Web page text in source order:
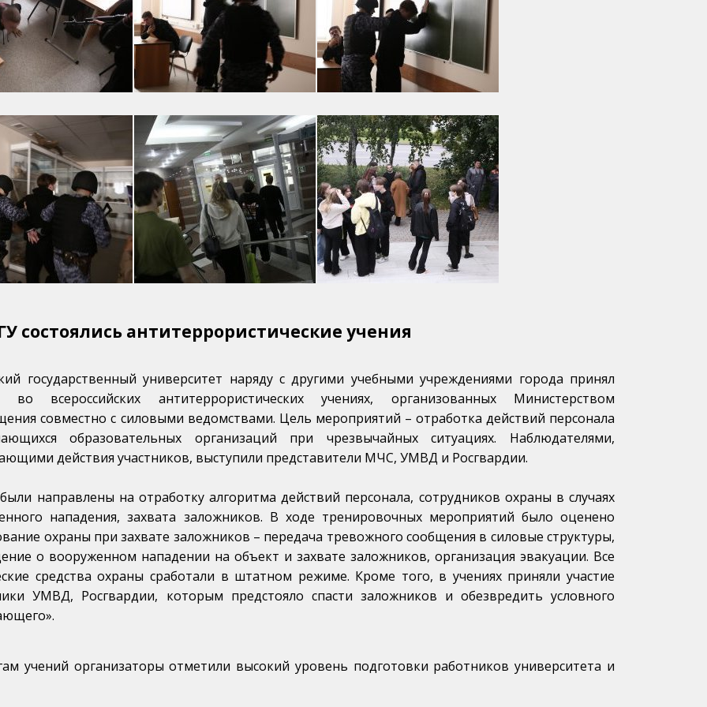
состоялись антитеррористические учения
государственный университет наряду с другими учебными учреждениями города принял
во всероссийских антитеррористических учениях, организованных Министерством
совместно с силовыми ведомствами. Цель мероприятий – отработка действий персонала
образовательных организаций при чрезвычайных ситуациях. Наблюдателями,
действия участников, выступили представители МЧС, УМВД и Росгвардии.
направлены на отработку алгоритма действий персонала, сотрудников охраны в случаях
нападения, захвата заложников. В ходе тренировочных мероприятий было оценено
охраны при захвате заложников – передача тревожного сообщения в силовые структуры,
о вооруженном нападении на объект и захвате заложников, организация эвакуации. Все
средства охраны сработали в штатном режиме. Кроме того, в учениях приняли участие
УМВД, Росгвардии, которым предстояло спасти заложников и обезвредить условного
учений организаторы отметили высокий уровень подготовки работников университета и